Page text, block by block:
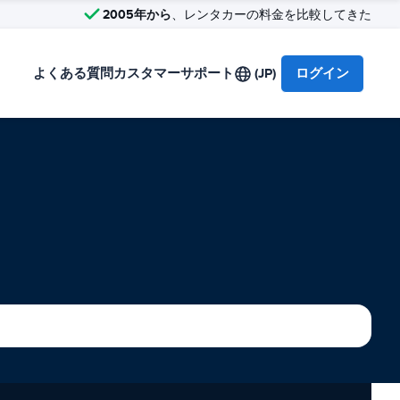
2005年から、レンタカーの料金を比較してきた
よくある質問カスタマーサポート (JP) ログイン